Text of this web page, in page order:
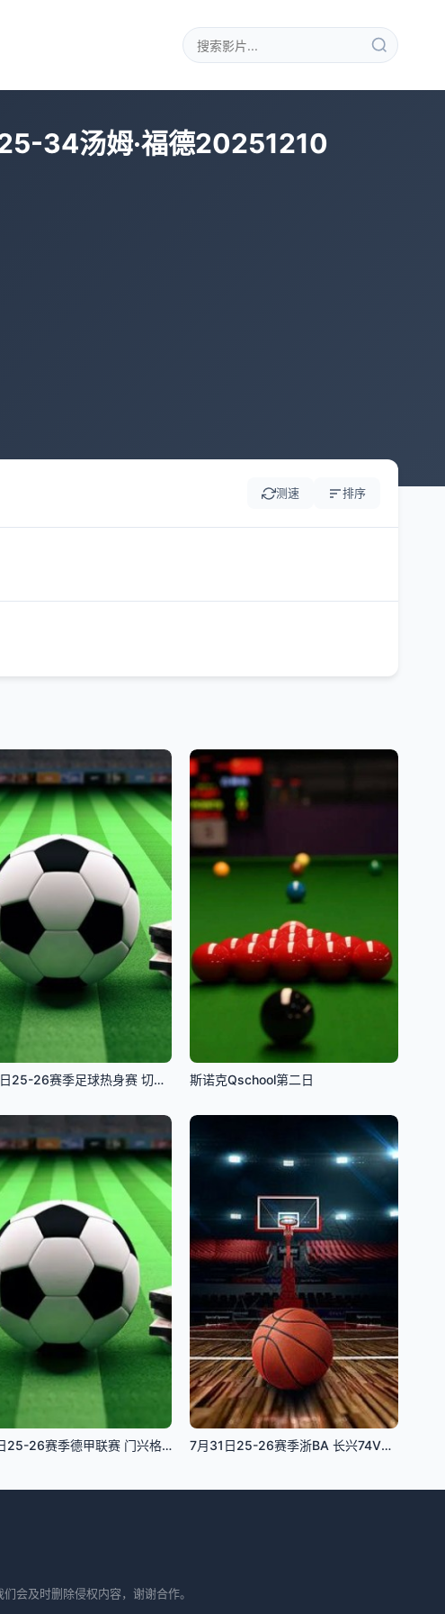
34汤姆·福德20251210
测速 排序
7月28日25-26赛季足球热身赛 切尔西VS西悉尼流浪者 斯诺克Qschool第二日
1月11日25-26赛季德甲联赛 门兴格拉德巴赫VS奥格斯堡 7月31日25-26赛季浙BA 长兴74VS81安吉
会及时删除侵权内容，谢谢合作。